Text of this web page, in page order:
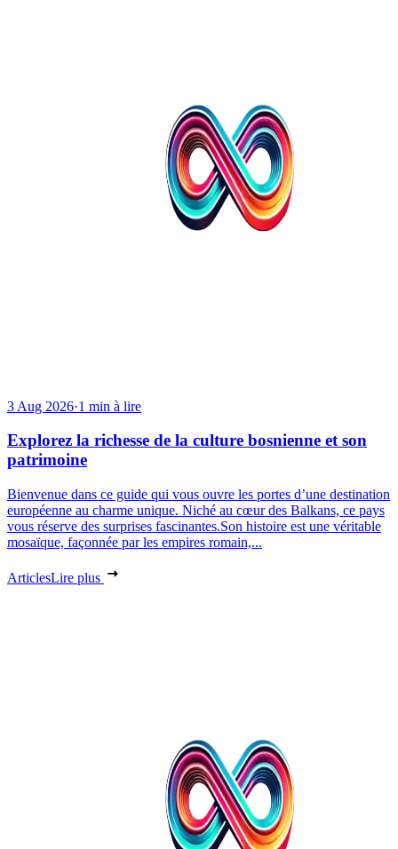
3 Aug 2026·1 min à lire
Explorez la richesse de la culture bosnienne et son
patrimoine
Bienvenue dans ce guide qui vous ouvre les portes d’une destination
européenne au charme unique. Niché au cœur des Balkans, ce pays
vous réserve des surprises fascinantes.Son histoire est une véritable
mosaïque, façonnée par les empires romain,...
ArticlesLire plus